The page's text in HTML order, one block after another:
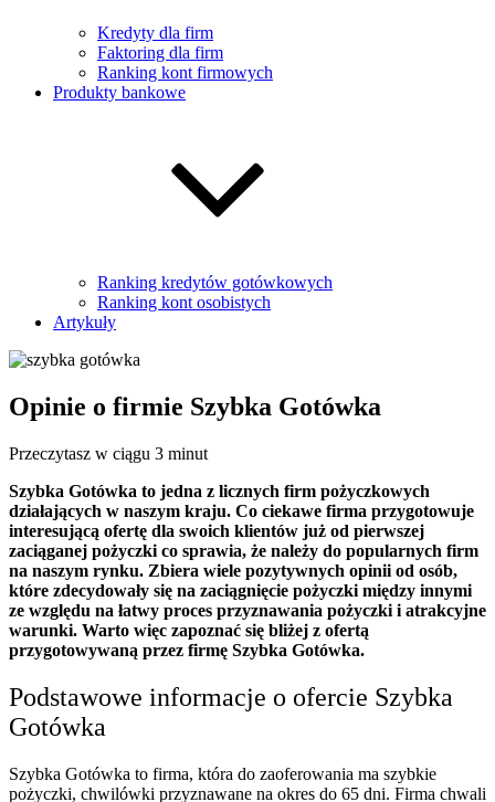
Kredyty dla firm
Faktoring dla firm
Ranking kont firmowych
Produkty bankowe
Ranking kredytów gotówkowych
Ranking kont osobistych
Artykuły
Opinie o firmie Szybka Gotówka
Przeczytasz w ciągu 3 minut
Szybka Gotówka to jedna z licznych firm pożyczkowych
działających w naszym kraju. Co ciekawe firma przygotowuje
interesującą ofertę dla swoich klientów już od pierwszej
zaciąganej pożyczki co sprawia, że należy do popularnych firm
na naszym rynku. Zbiera wiele pozytywnych opinii od osób,
które zdecydowały się na zaciągnięcie pożyczki między innymi
ze względu na łatwy proces przyznawania pożyczki i atrakcyjne
warunki. Warto więc zapoznać się bliżej z ofertą
przygotowywaną przez firmę Szybka Gotówka.
Podstawowe informacje o ofercie Szybka
Gotówka
Szybka Gotówka to firma, która do zaoferowania ma szybkie
pożyczki, chwilówki przyznawane na okres do 65 dni. Firma chwali